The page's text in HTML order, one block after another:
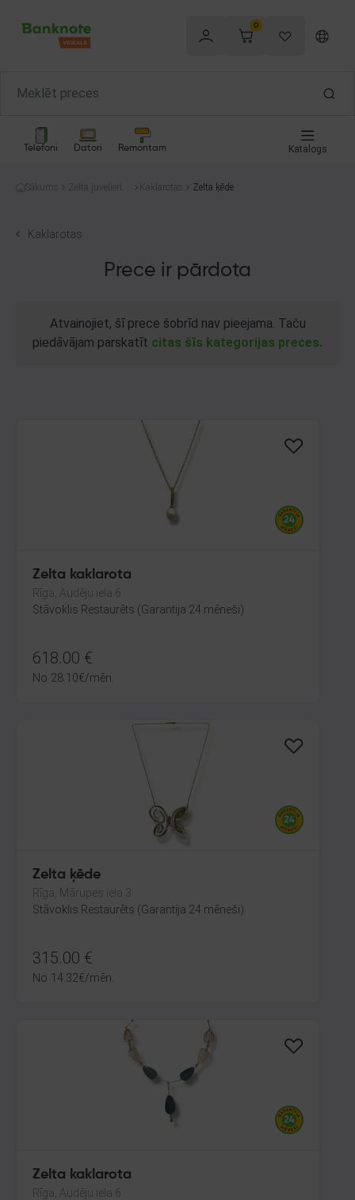
0
Telefoni Datori Remontam Katalogs
Sākums
Zelta juvelierizs
Kaklarotas Zelta ķēde
Kaklarotas
Prece ir pārdota
Atvainojiet, šī prece šobrīd nav pieejama. Taču
piedāvājam parskatīt citas šīs kategorijas preces.
Zelta kaklarota
Rīga, Audēju iela 6
Stāvoklis Restaurēts (Garantija 24 mēneši)
618.00 €
No 28.10€/mēn.
Zelta ķēde
Rīga, Mārupes iela 3
Stāvoklis Restaurēts (Garantija 24 mēneši)
315.00 €
No 14.32€/mēn.
Zelta kaklarota
Rīga, Audēju iela 6